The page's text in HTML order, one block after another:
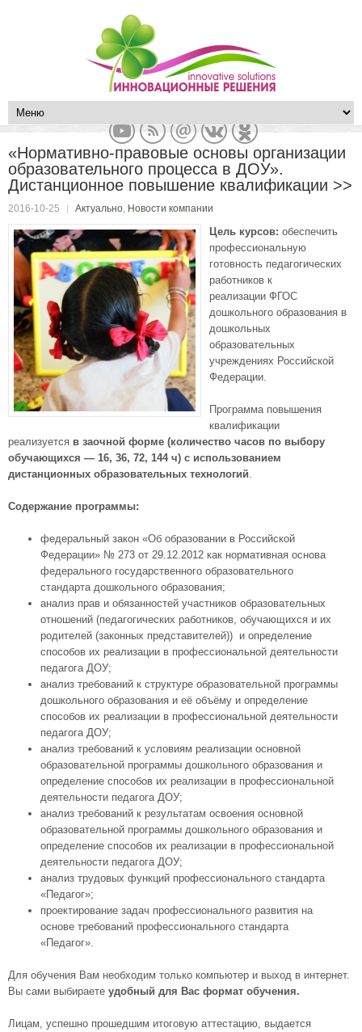
«Нормативно-правовые основы организации
образовательного процесса в ДОУ».
Дистанционное повышение квалификации >>
2016-10-25 Актуально, Новости компании
Цель курсов: обеспечить
профессиональную
готовность педагогических
работников к
реализации ФГОС
дошкольного образования в
дошкольных
образовательных
учреждениях Российской
Федерации.
Программа повышения
квалификации
реализуется в заочной форме (количество часов по выбору
обучающихся — 16, 36, 72, 144 ч) с использованием
дистанционных образовательных технологий.
Содержание программы:
федеральный закон «Об образовании в Российской
Федерации» № 273 от 29.12.2012 как нормативная основа
федерального государственного образовательного
стандарта дошкольного образования;
анализ прав и обязанностей участников образовательных
отношений (педагогических работников, обучающихся и их
родителей (законных представителей)) и определение
способов их реализации в профессиональной деятельности
педагога ДОУ;
анализ требований к структуре образовательной программы
дошкольного образования и её объёму и определение
способов их реализации в профессиональной деятельности
педагога ДОУ;
анализ требований к условиям реализации основной
образовательной программы дошкольного образования и
определение способов их реализации в профессиональной
деятельности педагога ДОУ;
анализ требований к результатам освоения основной
образовательной программы дошкольного образования и
определение способов их реализации в профессиональной
деятельности педагога ДОУ;
анализ трудовых функций профессионального стандарта
«Педагог»;
проектирование задач профессионального развития на
основе требований профессионального стандарта
«Педагог».
Для обучения Вам необходим только компьютер и выход в интернет.
Вы сами выбираете удобный для Вас формат обучения.
Лицам, успешно прошедшим итоговую аттестацию, выдается